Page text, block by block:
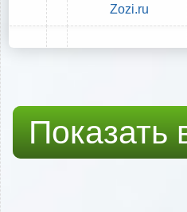
Zozi.ru
Показать